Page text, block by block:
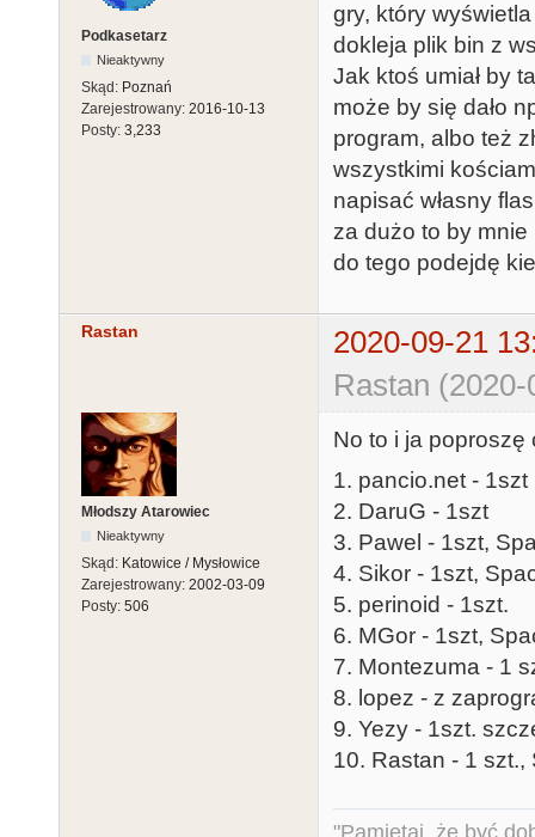
Podkasetarz
Nieaktywny
Skąd: Poznań
Zarejestrowany: 2016-10-13
Posty: 3,233
gry, który
dokleja plik bin z
Jak ktoś umiał by
może by się dało
program, albo też
wszystkimi
napisać własny
za dużo to by mnie
do tego podejdę
Rastan
2020-09-21
Rastan
Młodszy Atarowiec
Nieaktywny
Skąd: Katowice / Mysłowice
Zarejestrowany: 2002-03-09
Posty: 506
No to i ja
1. pancio.net - 1szt
2. DaruG - 1szt
3. Pawel - 1szt,
4. Sikor - 1szt,
5. perinoid - 1szt.
6. MGor - 1szt,
7. Montezuma - 1
8. lopez - z
9. Yezy - 1szt.
10. Rastan - 1 szt.,